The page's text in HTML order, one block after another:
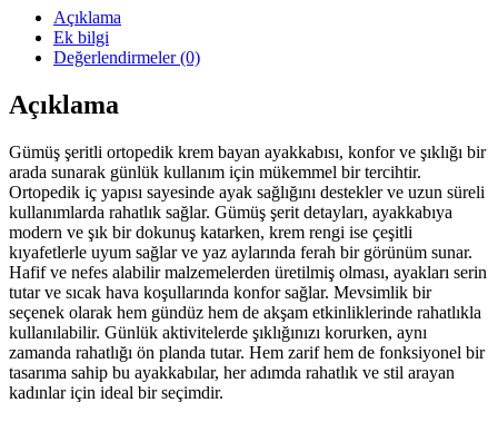
Açıklama
Ek bilgi
Değerlendirmeler (0)
Açıklama
Gümüş şeritli ortopedik krem bayan ayakkabısı, konfor ve şıklığı bir
arada sunarak günlük kullanım için mükemmel bir tercihtir.
Ortopedik iç yapısı sayesinde ayak sağlığını destekler ve uzun süreli
kullanımlarda rahatlık sağlar. Gümüş şerit detayları, ayakkabıya
modern ve şık bir dokunuş katarken, krem rengi ise çeşitli
kıyafetlerle uyum sağlar ve yaz aylarında ferah bir görünüm sunar.
Hafif ve nefes alabilir malzemelerden üretilmiş olması, ayakları serin
tutar ve sıcak hava koşullarında konfor sağlar. Mevsimlik bir
seçenek olarak hem gündüz hem de akşam etkinliklerinde rahatlıkla
kullanılabilir. Günlük aktivitelerde şıklığınızı korurken, aynı
zamanda rahatlığı ön planda tutar. Hem zarif hem de fonksiyonel bir
tasarıma sahip bu ayakkabılar, her adımda rahatlık ve stil arayan
kadınlar için ideal bir seçimdir.